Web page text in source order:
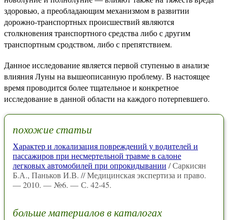
здоровью, а преобладающим механизмом в развитии
дорожно-транспортных происшествий являются
столкновения транспортного средства либо с другим
транспортным сродством, либо с препятствием.
Данное исследование является первой ступенью в анализе
влияния Луны на вышеописанную проблему. В настоящее
время проводится более тщательное и конкретное
исследование в данной области на каждого потерпевшего.
похожие статьи
Характер и локализация повреждений у водителей и
пассажиров при несмертельной травме в салоне
легковых автомобилей при опрокидывании / Саркисян
Б.А., Паньков И.В. // Медицинская экспертиза и право.
— 2010. — №6. — С. 42-45.
больше материалов в каталогах